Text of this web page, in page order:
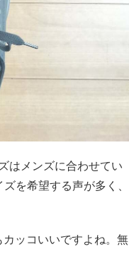
はメンズに合わせてい
を希望する声が多く、
ッコいいですよね。無